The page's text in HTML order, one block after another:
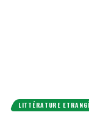
LITTÉRATURE